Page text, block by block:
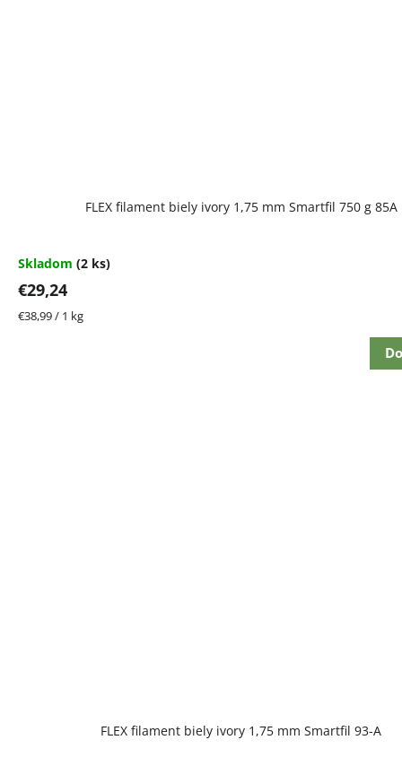
FLEX filament biely ivory 1,75 mm Smartfil 750 g 85A
Skladom (2 ks)
€29,24
Jednotková
€38,99 / 1 kg
FLEX filament biely ivory 1,75 mm Smartfil 93-A